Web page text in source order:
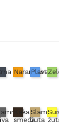
Narančasta
Plava
Kakao
smeđažuta